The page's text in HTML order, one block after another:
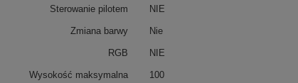
Sterowanie pilotem NIE
Zmiana barwy Nie
RGB NIE
Wysokość maksymalna 100